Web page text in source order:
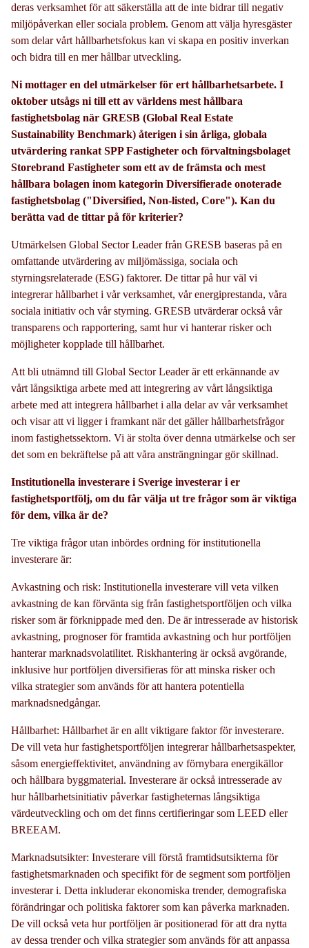
deras verksamhet för att säkerställa att de inte bidrar till negativ
miljöpåverkan eller sociala problem. Genom att välja hyresgäster
som delar vårt hållbarhetsfokus kan vi skapa en positiv inverkan
och bidra till en mer hållbar utveckling.
Ni mottager en del utmärkelser för ert hållbarhetsarbete. I
oktober utsågs ni till ett av världens mest hållbara
fastighetsbolag när GRESB (Global Real Estate
Sustainability Benchmark) återigen i sin årliga, globala
utvärdering rankat SPP Fastigheter och förvaltningsbolaget
Storebrand Fastigheter som ett av de främsta och mest
hållbara bolagen inom kategorin Diversifierade onoterade
fastighetsbolag ("Diversified, Non-listed, Core"). Kan du
berätta vad de tittar på för kriterier?
Utmärkelsen Global Sector Leader från GRESB baseras på en
omfattande utvärdering av miljömässiga, sociala och
styrningsrelaterade (ESG) faktorer. De tittar på hur väl vi
integrerar hållbarhet i vår verksamhet, vår energiprestanda, våra
sociala initiativ och vår styrning. GRESB utvärderar också vår
transparens och rapportering, samt hur vi hanterar risker och
möjligheter kopplade till hållbarhet.
Att bli utnämnd till Global Sector Leader är ett erkännande av
vårt långsiktiga arbete med att integrering av vårt långsiktiga
arbete med att integrera hållbarhet i alla delar av vår verksamhet
och visar att vi ligger i framkant när det gäller hållbarhetsfrågor
inom fastighetssektorn. Vi är stolta över denna utmärkelse och ser
det som en bekräftelse på att våra ansträngningar gör skillnad.
Institutionella investerare i Sverige investerar i er
fastighetsportfölj, om du får välja ut tre frågor som är viktiga
för dem, vilka är de?
Tre viktiga frågor utan inbördes ordning för institutionella
investerare är:
Avkastning och risk: Institutionella investerare vill veta vilken
avkastning de kan förvänta sig från fastighetsportföljen och vilka
risker som är förknippade med den. De är intresserade av historisk
avkastning, prognoser för framtida avkastning och hur portföljen
hanterar marknadsvolatilitet. Riskhantering är också avgörande,
inklusive hur portföljen diversifieras för att minska risker och
vilka strategier som används för att hantera potentiella
marknadsnedgångar.
Hållbarhet: Hållbarhet är en allt viktigare faktor för investerare.
De vill veta hur fastighetsportföljen integrerar hållbarhetsaspekter,
såsom energieffektivitet, användning av förnybara energikällor
och hållbara byggmaterial. Investerare är också intresserade av
hur hållbarhetsinitiativ påverkar fastigheternas långsiktiga
värdeutveckling och om det finns certifieringar som LEED eller
BREEAM.
Marknadsutsikter: Investerare vill förstå framtidsutsikterna för
fastighetsmarknaden och specifikt för de segment som portföljen
investerar i. Detta inkluderar ekonomiska trender, demografiska
förändringar och politiska faktorer som kan påverka marknaden.
De vill också veta hur portföljen är positionerad för att dra nytta
av dessa trender och vilka strategier som används för att anpassa